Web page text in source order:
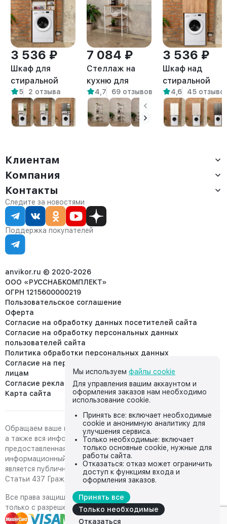
3 536 ₽
Шкаф для
стиральной
машины Креус
амаретто
5 2 отзыва
7 084 ₽
Стеллаж на
кухню для
микроволновки
металлический
лофт Истра
белый/
4,7 69 отзывов
3 536 ₽
Шкаф над
стиральной
машиной
напольный Гата
амаретто
4,6 45
Клиентам
Доставка
Оплата
Сервис
Статус заказа
Статьи
Компания
О компании
Контакты
Партнёрам
Контакты
Отдел продаж:
8 (800) 234-22-62
corp@anvikor.ru
Ежедневно, с 7:00-19:00 (МСК)
Отдел рекламации:
8 (953) 455-25-61
Следите за новостями
Поддержка покупателей
anvikor.ru © 2020-2026
ООО «РУССНАБКОМПЛЕКТ»
ОГРН 1215600000219
Пользовательское соглашение
Оферта
Согласие на обработку данных посетителей сайта
Согласие на обработку персональных данных
пользователей сайта
Политика обработки персональных данных
Согласие на передачу персональных данных третьим
лицам
Согласие реклама
Карта сайта
Обращаем ваше внимание на то, что данный интернет-сайт,
а также вся информация о товарах и ценах,
предоставленная на нём, носит исключительно
информационный характер и ни при каких условиях не
является публичной офертой, определяемой положениями
Статьи 437 Гражданского кодекса Российской Федерации.
Все права защищены, любое копирование с сайта возможно
только с разрешения владельца сайта
Мы используем файлы cookie
Для управления вашим аккаунтом и
оформления заказов нам необходимо
использование cookie.
Принять все: включает необходимые
cookie и анонимную аналитику для
улучшения сервиса.
Только необходимые: включает
только основные cookie, нужные для
работы сайта.
Отказаться: отказ может ограничить
доступ к функциям входа и
оформления заказов.
Принять все
Только необходимые
Отказаться